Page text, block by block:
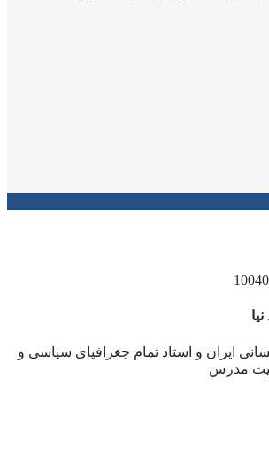
ایران و استاد تمام جغرافیای سیاسی و
مدرس